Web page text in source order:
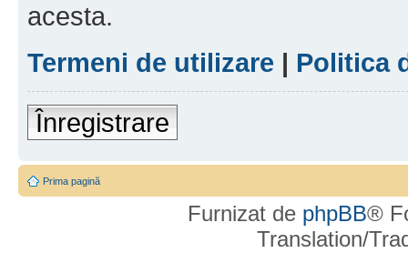
acesta.
Termeni de utilizare | Politica
Înregistrare
Prima pagină
Furnizat de phpBB®
Translation/